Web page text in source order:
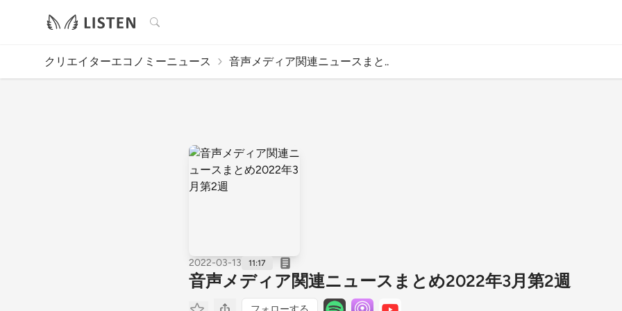
検索
クリエイターエコノミーニュース 音声メディア関連ニュースまと..
2022-03-13 11:17
音声メディア関連ニュースまとめ2022年3月第2週